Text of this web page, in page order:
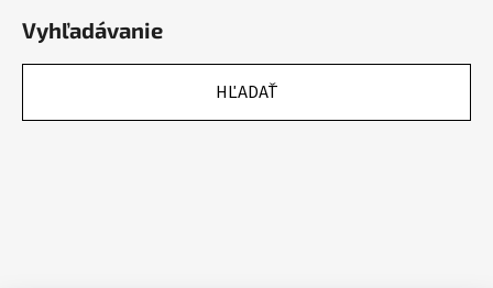
Vyhľadávanie
HĽADAŤ